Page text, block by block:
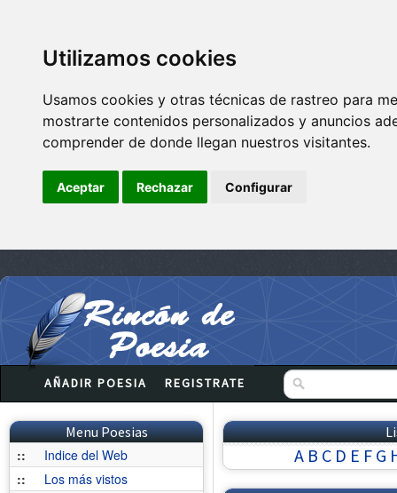
Utilizamos cookies
Usamos cookies y otras técnicas de rastreo para
mostrarte contenidos personalizados y anuncios
comprender de donde llegan nuestros visitantes.
Aceptar Rechazar Configurar
AÑADIR POESIA REGISTRATE
Menu Poesias
::
Indice del Web
::
Los más vistos
A B C D E F G